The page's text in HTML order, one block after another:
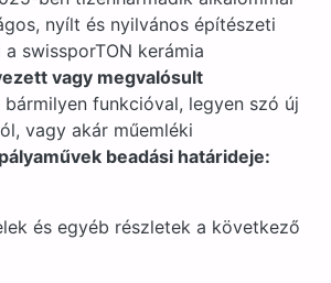
nyílt és nyilvános építészeti
swissporTON kerámia
vagy megvalósult
bármilyen funkcióval, legyen szó új
vagy akár műemléki
beadási határideje:
és egyéb részletek a következő